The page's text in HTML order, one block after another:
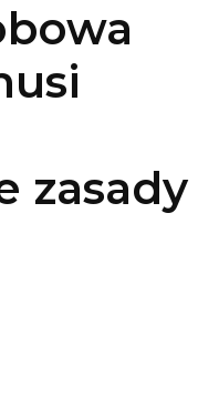
zasady